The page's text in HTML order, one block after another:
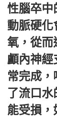
性腦卒中
動脈硬化
氧，從而
顱內神經
常完成，
了流口
能受損，